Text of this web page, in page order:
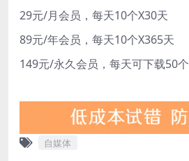
29元/月会员，每天10个X30天
89元/年会员，每天10个X365天
149元/永久会员，每天可下载50个
自媒体